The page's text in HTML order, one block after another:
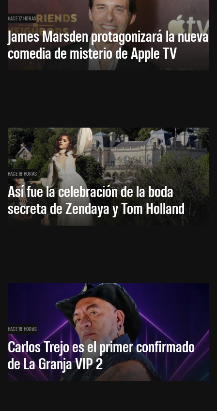
HACE 17 HORAS
James Marsden protagonizará la nueva
comedia de misterio de Apple TV
HACE 18 HORAS
Así fue la celebración de la boda
secreta de Zendaya y Tom Holland
HACE 18 HORAS
Carlos Trejo es el primer confirmado
de La Granja VIP 2